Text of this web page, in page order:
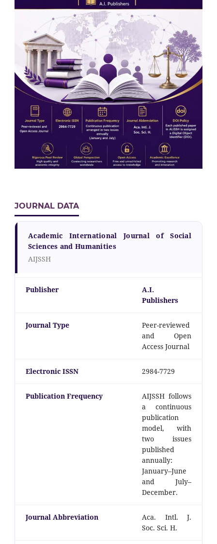
JOURNAL DATA
Academic International Journal of Social
Sciences and Humanities
AIJSSH
Publisher
A.I.
Publishers
Journal Type
Peer-reviewed
and Open
Access Journal
Electronic ISSN 2984-7729
Publication Frequency
AIJSSH follows
a continuous
publication
model, with
two issues
published
annually:
January–June
and July–
December.
Journal Abbreviation
Aca. Intl. J.
Soc. Sci. H.